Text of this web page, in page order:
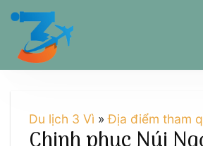
Chuyển
dung
Du lịch 3 Vì »Địa điểm tham